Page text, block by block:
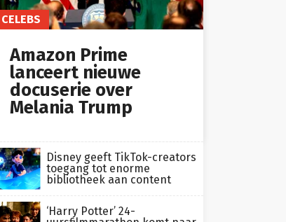
CELEBS
Amazon Prime
lanceert nieuwe
docuserie over
Melania Trump
Disney geeft TikTok-creators
toegang tot enorme
bibliotheek aan content
‘Harry Potter’ 24-